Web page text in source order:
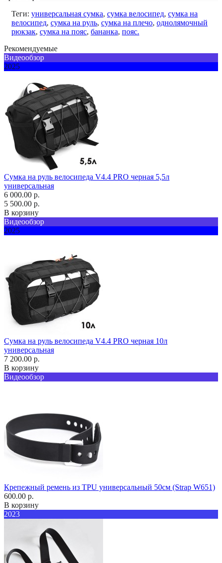
Теги: универсальная сумка, сумка велосипед, сумка на
велосипед, сумка на руль, сумка на плечо, однолямочный
рюкзак, сумка на пояс, бананка, пояс.
Рекомендуемые
Видеообзор
2025
Сумка на руль велосипеда V4.4 PRO черная 5,5л
универсальная
6 000.00 р.
5 500.00 р.
В корзину
Видеообзор
2025
Сумка на руль велосипеда V4.4 PRO черная 10л
универсальная
7 200.00 р.
В корзину
Видеообзор
Крепежный ремень из TPU универсальный 50см (Strap W651)
600.00 р.
В корзину
2023